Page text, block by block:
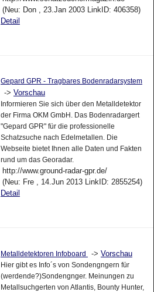
(Neu: Don , 23.Jan 2003 LinkID: 406358)
Detail
Gepard GPR - Tragbares Bodenradarsystem
-> Vorschau
Informieren Sie sich über den Metalldetektor
der Firma OKM GmbH. Das Bodenradargert
"Gepard GPR" für die professionelle
Schatzsuche nach Edelmetallen. Die
Webseite bietet Ihnen alle Daten und Fakten
rund um das Georadar.
http://www.ground-radar-gpr.de/
(Neu: Fre , 14.Jun 2013 LinkID: 2855254)
Detail
Metalldetektoren Infoboard -> Vorschau
Hier gibt es Info´s von Sondengngern für
(werdende?)Sondengnger. Meinungen zu
Metallsuchgerten von Atlantis, Bounty Hunter,